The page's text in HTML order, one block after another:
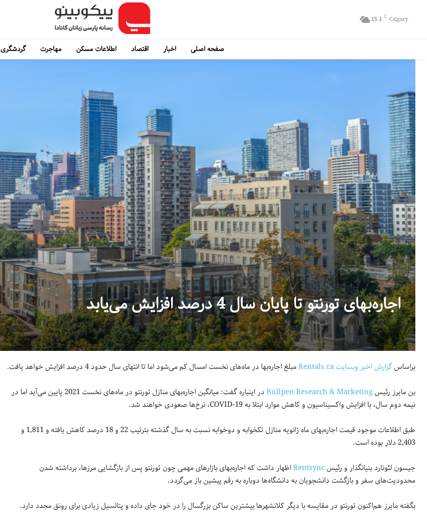
15.1 C Calgary
صفحه اصلی اخبار اقتصاد اطلاعات مسکن مهاجرت گردشگری
اجاره‌بهای تورنتو تا پایان سال 4 درصد افزایش می‌یابد
براساسگزارش اخیر وبسایت Rentals.ca
مبلغ اجاره‌بها در ماه‌های نخست امسال کم می‌شود اما تا انتهای سال حدود 4 درصد افزایش خواهد یافت.
بن مایرز رئیسBullpen Research & Marketing
در اینباره گفت: میانگین اجاره‌بهای منازل تورنتو در ماه‌های نخست 2021 پایین می‌آید اما در
نیمه دوم سال، با افزایش واکسیناسیون و کاهش موارد ابتلا به COVID-19، نرخ‌ها صعودی خواهند شد.
طبق اطلاعات موجود قیمت اجاره‌بهای ماه ژانویه منازل تکخوابه و دوخوابه نسبت به سال گذشته بترتیب 22 و 18 درصد کاهش یافته و 1,811 و
2,403 دلار بوده است.
جیسون لئونارد بنیانگذار و رئیسRentsyncاظهار داشت که اجاره‌بهای بازارهای مهمی چون تورنتو پس از بازگشایی مرزها، برداشته شدن
محدودیت‌های سفر و بازگشت دانشجویان به دانشگاه‌ها دوباره به رقم پیشین باز می‌گردد.
بگفته مایرز هم‌اکنون تورنتو در مقایسه با دیگر کلانشهرها بیشترین ساکن بزرگسال را در خود جای داده و پتانسیل زیادی برای رونق مجدد دارد.